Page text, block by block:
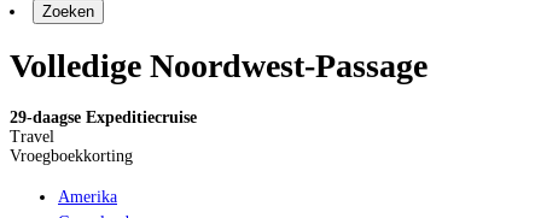
Zoeken
Volledige Noordwest-Passage
29-daagse Expeditiecruise
Travel
Vroegboekkorting
Amerika